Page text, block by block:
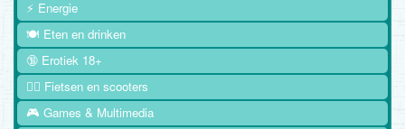
⚡ Energie
🍽️ Eten en drinken
🔞 Erotiek 18+
🚴‍♂️ Fietsen en scooters
🎮 Games & Multimedia